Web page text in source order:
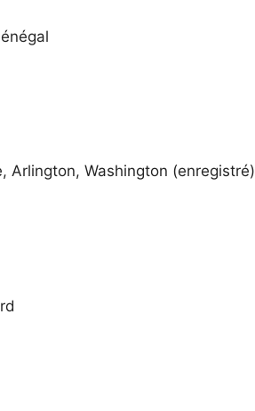
Arlington, Washington (enregistré)